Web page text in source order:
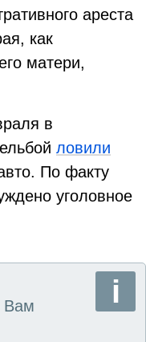
ареста
как
матери,
в
ловили
По факту
уголовное
Вам